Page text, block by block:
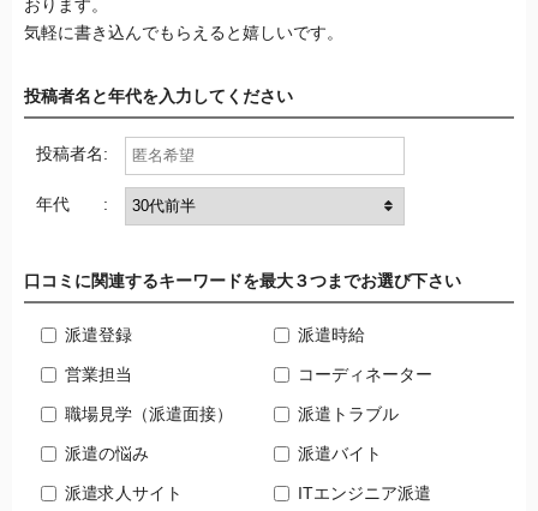
おります。
気軽に書き込んでもらえると嬉しいです。
投稿者名と年代を入力してください
投稿者名:
年代 :
口コミに関連するキーワードを最大３つまでお選び下さい
派遣登録 派遣時給
営業担当 コーディネーター
職場見学（派遣面接） 派遣トラブル
派遣の悩み 派遣バイト
派遣求人サイト ITエンジニア派遣